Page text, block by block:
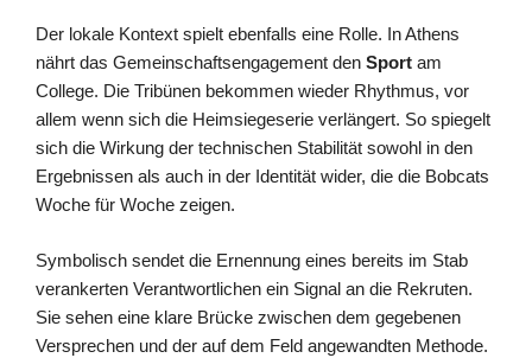
Der lokale Kontext spielt ebenfalls eine Rolle. In Athens
nährt das Gemeinschaftsengagement den Sport am
College. Die Tribünen bekommen wieder Rhythmus, vor
allem wenn sich die Heimsiegeserie verlängert. So spiegelt
sich die Wirkung der technischen Stabilität sowohl in den
Ergebnissen als auch in der Identität wider, die die Bobcats
Woche für Woche zeigen.
Symbolisch sendet die Ernennung eines bereits im Stab
verankerten Verantwortlichen ein Signal an die Rekruten.
Sie sehen eine klare Brücke zwischen dem gegebenen
Versprechen und der auf dem Feld angewandten Methode.